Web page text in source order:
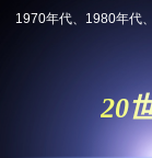
1970年代、1980年代
20